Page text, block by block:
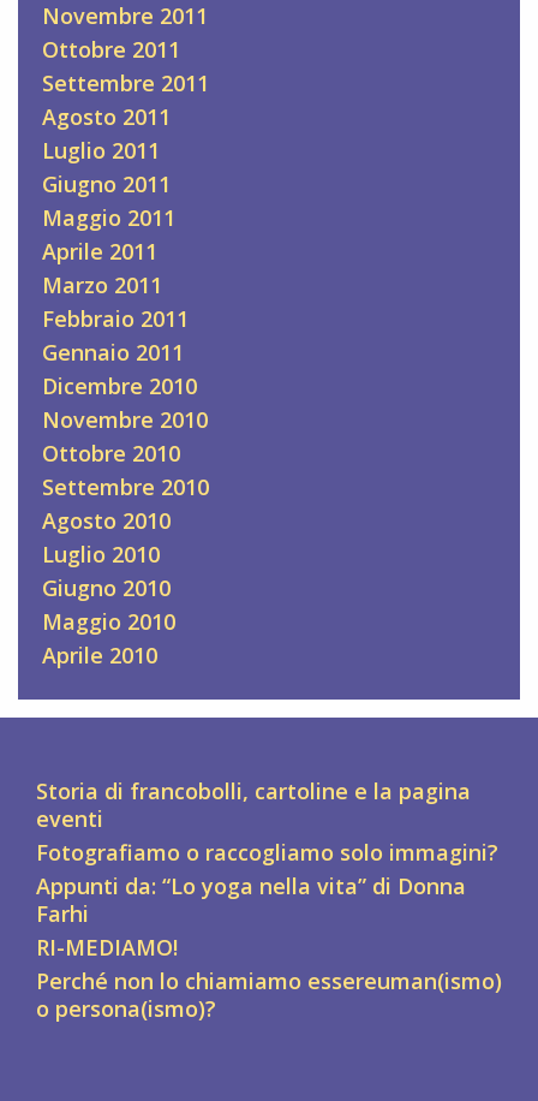
Novembre 2011
Ottobre 2011
Settembre 2011
Agosto 2011
Luglio 2011
Giugno 2011
Maggio 2011
Aprile 2011
Marzo 2011
Febbraio 2011
Gennaio 2011
Dicembre 2010
Novembre 2010
Ottobre 2010
Settembre 2010
Agosto 2010
Luglio 2010
Giugno 2010
Maggio 2010
Aprile 2010
Storia di francobolli, cartoline e la pagina
eventi
Fotografiamo o raccogliamo solo immagini?
Appunti da: “Lo yoga nella vita” di Donna
Farhi
RI-MEDIAMO!
Perché non lo chiamiamo essereuman(ismo)
o persona(ismo)?